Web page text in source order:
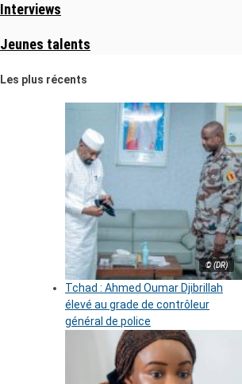
Interviews
Jeunes talents
Les plus récents
© (DR)
Tchad : Ahmed Oumar Djibrillah
élevé au grade de contrôleur
général de police